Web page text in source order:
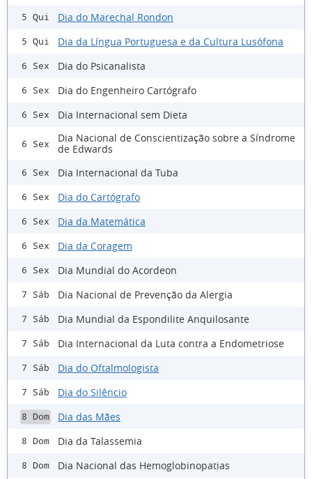
5 Qui Dia do Marechal Rondon
5 Qui Dia da Língua Portuguesa e da Cultura Lusófona
6 Sex Dia do Psicanalista
6 Sex Dia do Engenheiro Cartógrafo
6 Sex Dia Internacional sem Dieta
6 Sex
Dia Nacional de Conscientização sobre a Síndrome
de Edwards
6 Sex Dia Internacional da Tuba
6 Sex Dia do Cartógrafo
6 Sex Dia da Matemática
6 Sex Dia da Coragem
6 Sex Dia Mundial do Acordeon
7 Sáb Dia Nacional de Prevenção da Alergia
7 Sáb Dia Mundial da Espondilite Anquilosante
7 Sáb Dia Internacional da Luta contra a Endometriose
7 Sáb Dia do Oftalmologista
7 Sáb Dia do Silêncio
8 Dom Dia das Mães
8 Dom Dia da Talassemia
8 Dom Dia Nacional das Hemoglobinopatias